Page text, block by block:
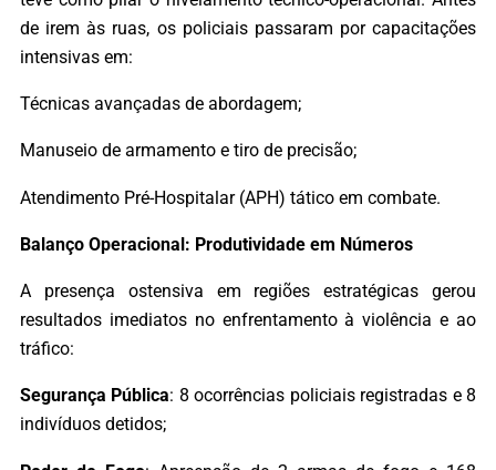
de irem às ruas, os policiais passaram por capacitações
intensivas em:
Técnicas avançadas de abordagem;
Manuseio de armamento e tiro de precisão;
Atendimento Pré-Hospitalar (APH) tático em combate.
Balanço Operacional: Produtividade em Números
A presença ostensiva em regiões estratégicas gerou
resultados imediatos no enfrentamento à violência e ao
tráfico:
Segurança Pública: 8 ocorrências policiais registradas e 8
indivíduos detidos;